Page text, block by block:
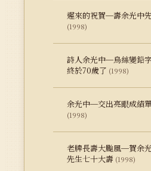
遲來的祝賀─壽余光中
(1998)
詩人余光中─烏絲變鉛
終於70歲了 (1998)
余光中─交出亮眼成績
(1998)
老牌長壽大颱風─賀余
先生七十大壽 (1998)